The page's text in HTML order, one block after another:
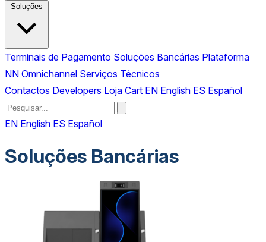
Soluções
Terminais de Pagamento Soluções Bancárias Plataforma
NN Omnichannel Serviços Técnicos
Contactos Developers Loja Cart EN English ES Español
EN English ES Español
Soluções Bancárias